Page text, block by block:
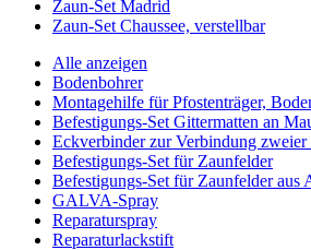
Zaun-Set Madrid
Zaun-Set Chaussee, verstellbar
Alle anzeigen
Bodenbohrer
Montagehilfe für Pfostenträger,
Befestigungs-Set Gittermatten an
Eckverbinder zur Verbindung zweier
Befestigungs-Set für Zaunfelder
Befestigungs-Set für Zaunfelder aus
GALVA-Spray
Reparaturspray
Reparaturlackstift